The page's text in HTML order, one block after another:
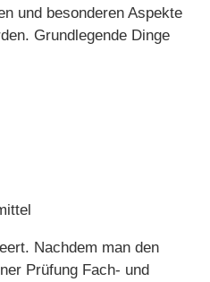
und besonderen Aspekte
Grundlegende Dinge
Nachdem man den
Prüfung Fach- und